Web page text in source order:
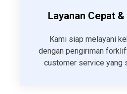
Layanan Cepat
Kami siap melayani
dengan pengiriman
customer service yang